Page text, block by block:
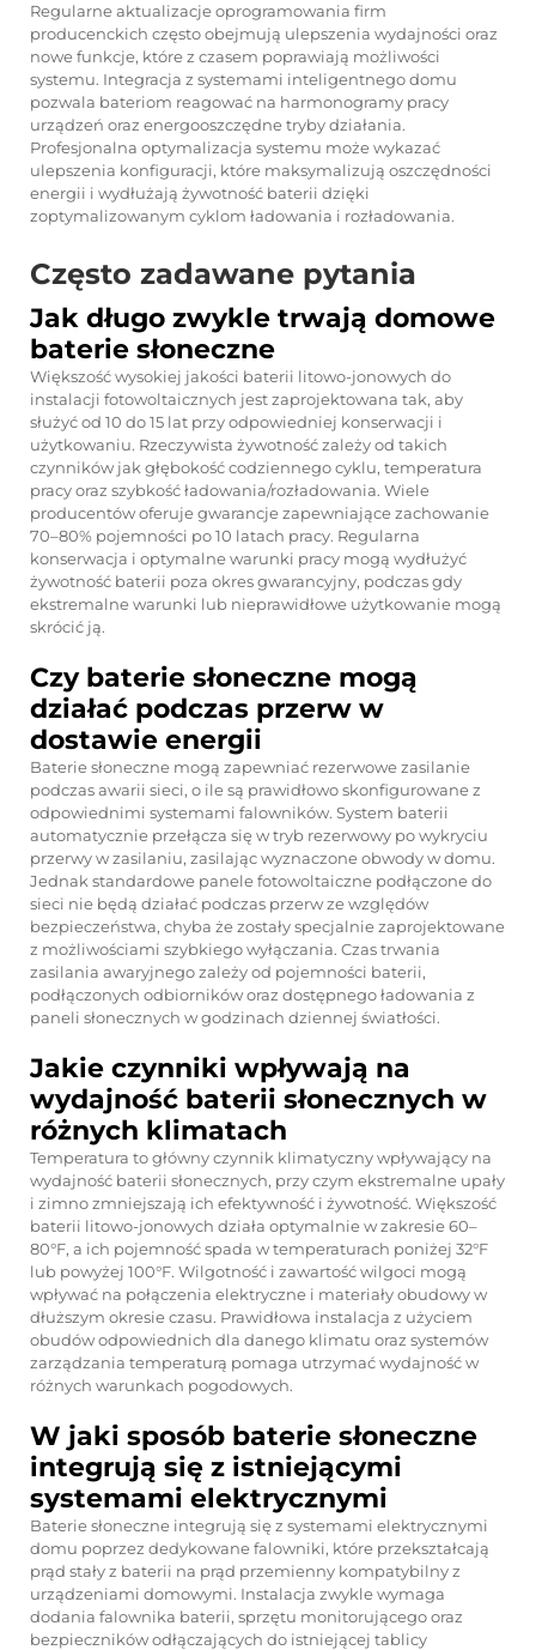
Regularne aktualizacje oprogramowania firm
producenckich często obejmują ulepszenia wydajności oraz
nowe funkcje, które z czasem poprawiają możliwości
systemu. Integracja z systemami inteligentnego domu
pozwala bateriom reagować na harmonogramy pracy
urządzeń oraz energooszczędne tryby działania.
Profesjonalna optymalizacja systemu może wykazać
ulepszenia konfiguracji, które maksymalizują oszczędności
energii i wydłużają żywotność baterii dzięki
zoptymalizowanym cyklom ładowania i rozładowania.
Często zadawane pytania
Jak długo zwykle trwają domowe
baterie słoneczne
Większość wysokiej jakości baterii litowo-jonowych do
instalacji fotowoltaicznych jest zaprojektowana tak, aby
służyć od 10 do 15 lat przy odpowiedniej konserwacji i
użytkowaniu. Rzeczywista żywotność zależy od takich
czynników jak głębokość codziennego cyklu, temperatura
pracy oraz szybkość ładowania/rozładowania. Wiele
producentów oferuje gwarancje zapewniające zachowanie
70–80% pojemności po 10 latach pracy. Regularna
konserwacja i optymalne warunki pracy mogą wydłużyć
żywotność baterii poza okres gwarancyjny, podczas gdy
ekstremalne warunki lub nieprawidłowe użytkowanie mogą
skrócić ją.
Czy baterie słoneczne mogą
działać podczas przerw w
dostawie energii
Baterie słoneczne mogą zapewniać rezerwowe zasilanie
podczas awarii sieci, o ile są prawidłowo skonfigurowane z
odpowiednimi systemami falowników. System baterii
automatycznie przełącza się w tryb rezerwowy po wykryciu
przerwy w zasilaniu, zasilając wyznaczone obwody w domu.
Jednak standardowe panele fotowoltaiczne podłączone do
sieci nie będą działać podczas przerw ze względów
bezpieczeństwa, chyba że zostały specjalnie zaprojektowane
z możliwościami szybkiego wyłączania. Czas trwania
zasilania awaryjnego zależy od pojemności baterii,
podłączonych odbiorników oraz dostępnego ładowania z
paneli słonecznych w godzinach dziennej światłości.
Jakie czynniki wpływają na
wydajność baterii słonecznych w
różnych klimatach
Temperatura to główny czynnik klimatyczny wpływający na
wydajność baterii słonecznych, przy czym ekstremalne upały
i zimno zmniejszają ich efektywność i żywotność. Większość
baterii litowo-jonowych działa optymalnie w zakresie 60–
80°F, a ich pojemność spada w temperaturach poniżej 32°F
lub powyżej 100°F. Wilgotność i zawartość wilgoci mogą
wpływać na połączenia elektryczne i materiały obudowy w
dłuższym okresie czasu. Prawidłowa instalacja z użyciem
obudów odpowiednich dla danego klimatu oraz systemów
zarządzania temperaturą pomaga utrzymać wydajność w
różnych warunkach pogodowych.
W jaki sposób baterie słoneczne
integrują się z istniejącymi
systemami elektrycznymi
Baterie słoneczne integrują się z systemami elektrycznymi
domu poprzez dedykowane falowniki, które przekształcają
prąd stały z baterii na prąd przemienny kompatybilny z
urządzeniami domowymi. Instalacja zwykle wymaga
dodania falownika baterii, sprzętu monitorującego oraz
bezpieczników odłączających do istniejącej tablicy